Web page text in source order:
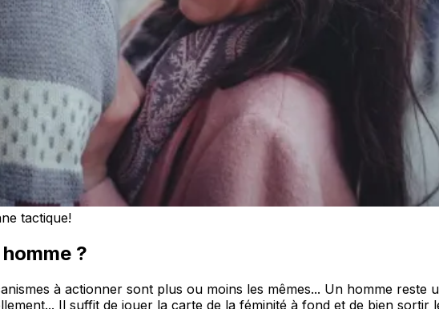
tactique!
?
à actionner sont plus ou moins les mêmes... Un homme reste
Il suffit de jouer la carte de la féminité à fond et de bien